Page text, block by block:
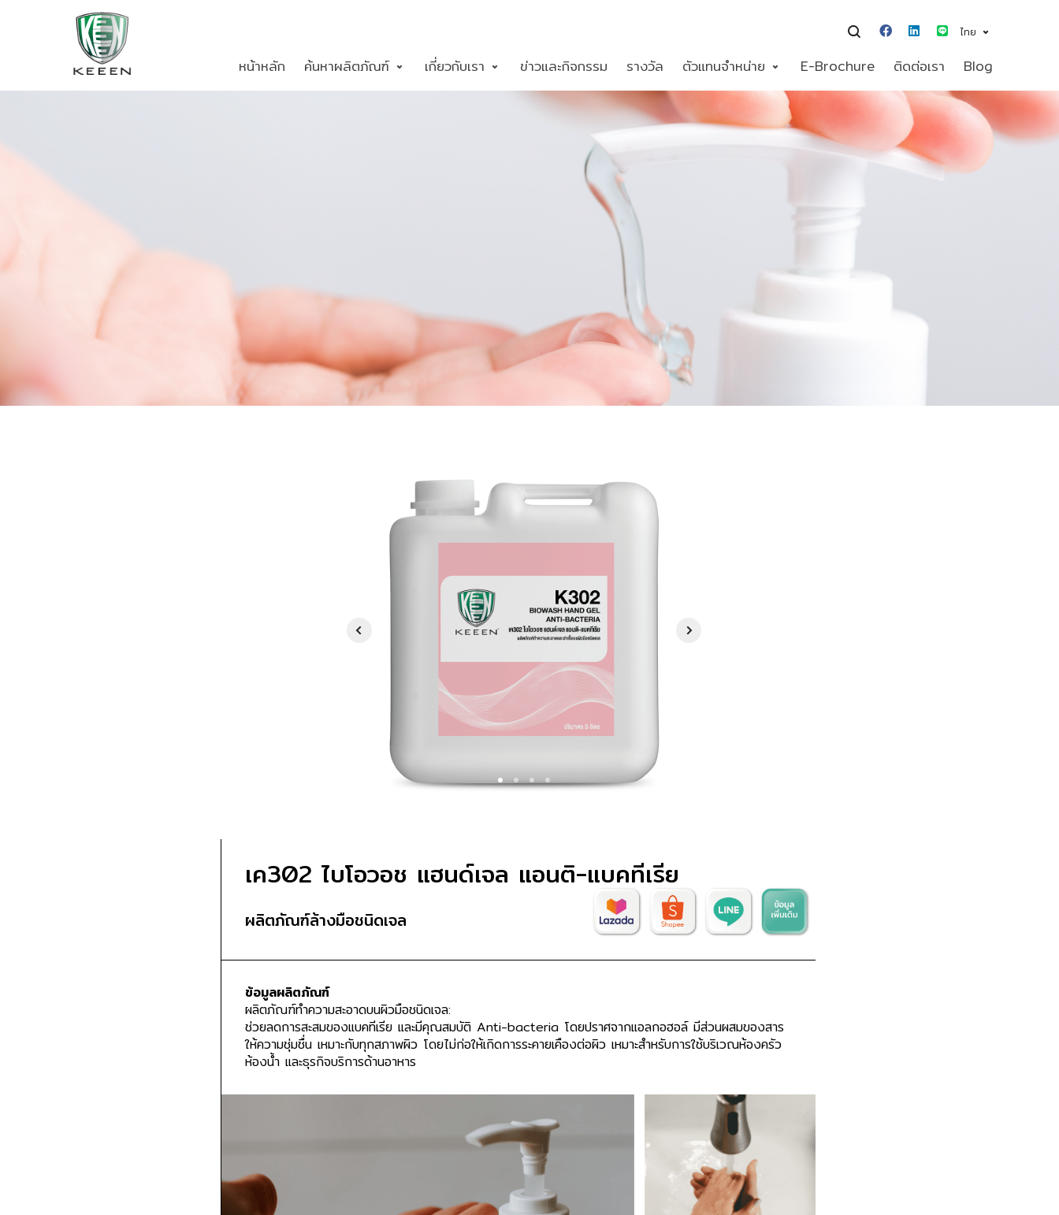
หน้าหลัก ค้นหาผลิตภัณฑ์ เกี่ยวกับเรา ข่าวและกิจกรรม รางวัล ตัวแทนจำหน่าย E-Brochure ติดต่อเรา Blog
ไทย
1 2 3 4
เค302 ไบโอวอช แฮนด์เจล แอนติ-แบคทีเรีย
ผลิตภัณฑ์ล้างมือชนิดเจล
ข้อมูลผลิตภัณฑ์
ผลิตภัณฑ์ทำความสะอาดบนผิวมือชนิดเจล:
ช่วยลดการสะสมของแบคทีเรีย และมีคุณสมบัติ Anti-bacteria โดยปราศจากแอลกอฮอล์ มีส่วนผสมของสาร
ให้ความชุ่มชื่น เหมาะกับทุกสภาพผิว โดยไม่ก่อให้เกิดการระคายเคืองต่อผิว เหมาะสำหรับการใช้บริเวณห้องครัว
ห้องน้ำ และธุรกิจบริการด้านอาหาร